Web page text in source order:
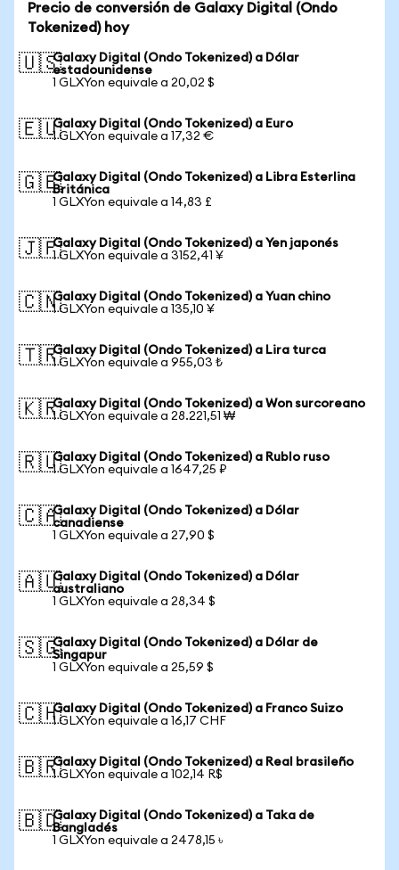
Precio de conversión de Galaxy Digital (Ondo
Tokenized) hoy
🇺🇸Galaxy Digital (Ondo Tokenized) a Dólar
estadounidense
1 GLXYon equivale a 20,02 $
🇪🇺Galaxy Digital (Ondo Tokenized) a Euro
1 GLXYon equivale a 17,32 €
🇬🇧Galaxy Digital (Ondo Tokenized) a Libra Esterlina
Británica
1 GLXYon equivale a 14,83 £
🇯🇵Galaxy Digital (Ondo Tokenized) a Yen japonés
1 GLXYon equivale a 3152,41 ¥
🇨🇳Galaxy Digital (Ondo Tokenized) a Yuan chino
1 GLXYon equivale a 135,10 ¥
🇹🇷Galaxy Digital (Ondo Tokenized) a Lira turca
1 GLXYon equivale a 955,03 ₺
🇰🇷Galaxy Digital (Ondo Tokenized) a Won surcoreano
1 GLXYon equivale a 28.221,51 ₩
🇷🇺Galaxy Digital (Ondo Tokenized) a Rublo ruso
1 GLXYon equivale a 1647,25 ₽
🇨🇦Galaxy Digital (Ondo Tokenized) a Dólar
canadiense
1 GLXYon equivale a 27,90 $
🇦🇺Galaxy Digital (Ondo Tokenized) a Dólar
australiano
1 GLXYon equivale a 28,34 $
🇸🇬Galaxy Digital (Ondo Tokenized) a Dólar de
Singapur
1 GLXYon equivale a 25,59 $
🇨🇭Galaxy Digital (Ondo Tokenized) a Franco Suizo
1 GLXYon equivale a 16,17 CHF
🇧🇷Galaxy Digital (Ondo Tokenized) a Real brasileño
1 GLXYon equivale a 102,14 R$
🇧🇩Galaxy Digital (Ondo Tokenized) a Taka de
Bangladés
1 GLXYon equivale a 2478,15 ৳